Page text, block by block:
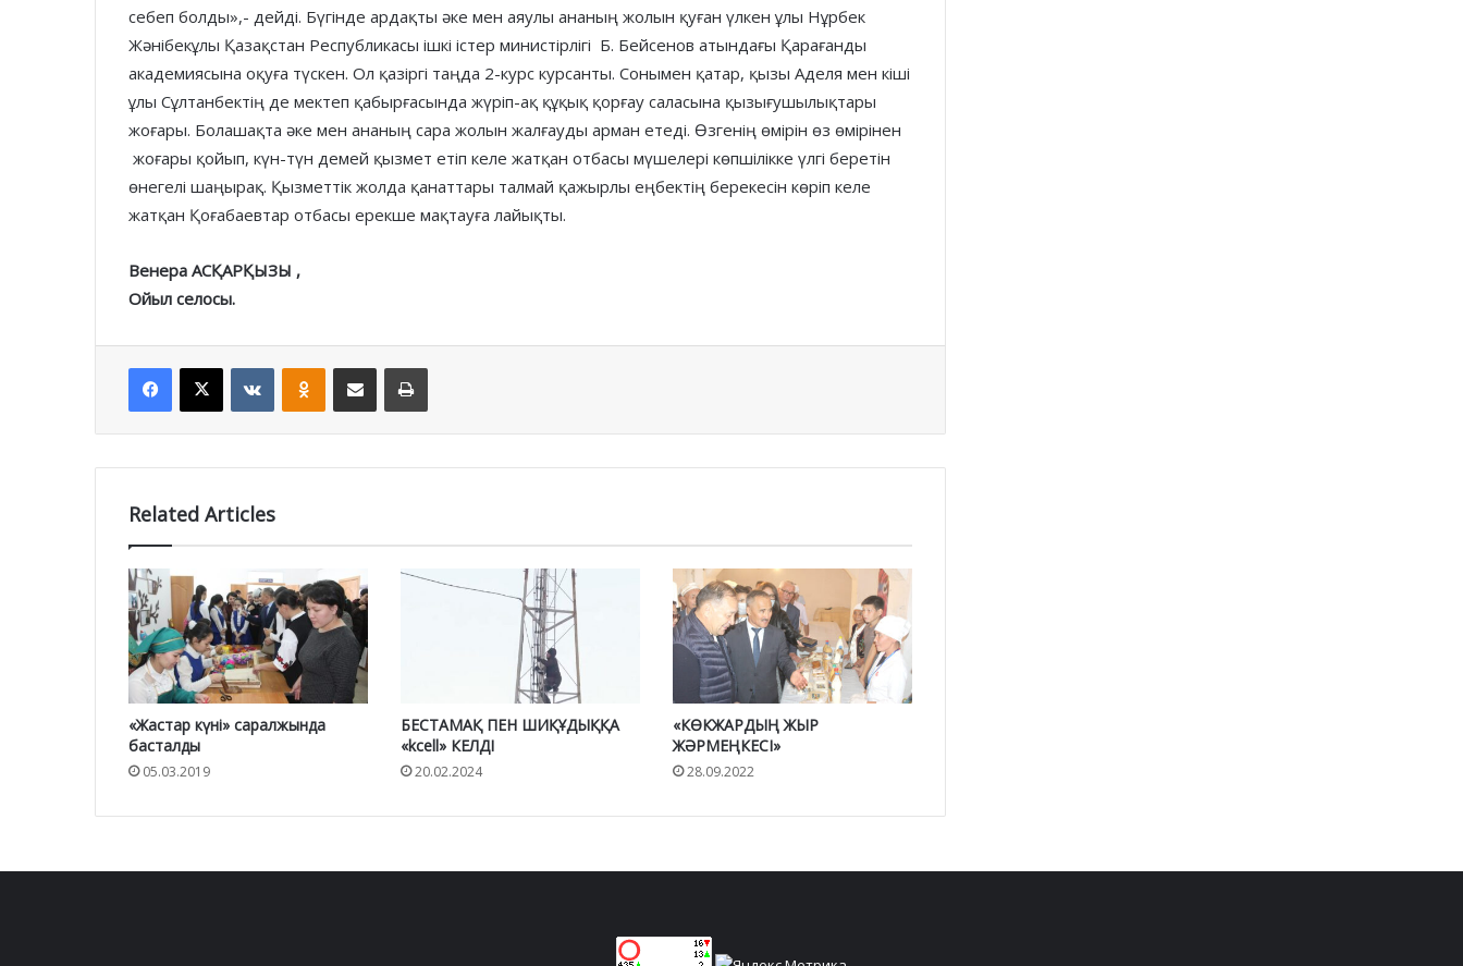
себеп болды»,- дейді. Бүгінде ардақты әке мен аяулы ананың жолын қуған үлкен ұлы Нұрбек
Жәнібекұлы Қазақстан Республикасы ішкі істер министірлігі Б. Бейсенов атындағы Қарағанды
академиясына оқуға түскен. Ол қазіргі таңда 2-курс курсанты. Сонымен қатар, қызы Аделя мен кіші
ұлы Сұлтанбектің де мектеп қабырғасында жүріп-ақ құқық қорғау саласына қызығушылықтары
жоғары. Болашақта әке мен ананың сара жолын жалғауды арман етеді. Өзгенің өмірін өз өмірінен
жоғары қойып, күн-түн демей қызмет етіп келе жатқан отбасы мүшелері көпшілікке үлгі беретін
өнегелі шаңырақ. Қызметтік жолда қанаттары талмай қажырлы еңбектің берекесін көріп келе
жатқан Қоғабаевтар отбасы ерекше мақтауға лайықты.
Венера АСҚАРҚЫЗЫ ,
Ойыл селосы.
Facebook
X VKontakteOdnoklassniki
Share via Email Print
Related Articles
«Жастар күні» саралжында
басталды
05.03.2019
БЕСТAМAҚ ПЕН ШИҚҰДЫҚҚА
«kcell» КЕЛДІ
20.02.2024
«КӨКЖАРДЫҢ ЖЫР
ЖӘРМЕҢКЕСІ»
28.09.2022